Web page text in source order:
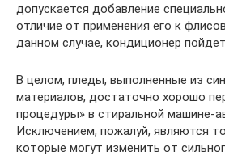
допускается добавление
отличие от применения его к
данном случае, кондиционер
В целом, пледы, выполненные из
материалов, достаточно хорошо
процедуры» в стиральной машине-
Исключением, пожалуй, являются
которые могут изменить от